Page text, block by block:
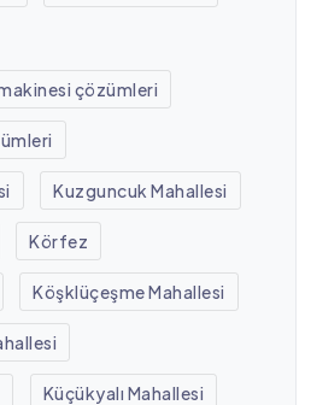
çözümleri
Kuzguncuk Mahallesi
Körfez
Köşklüçeşme Mahallesi
Küçükyalı Mahallesi